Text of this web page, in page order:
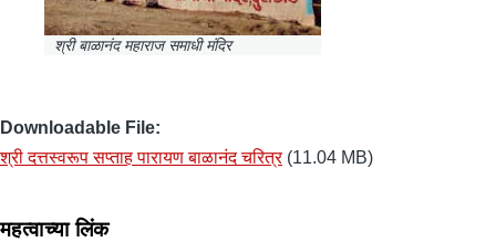
श्री बाळानंद महाराज समाधी मंदिर
Downloadable File
श्री दत्तस्वरूप सप्ताह पारायण बाळानंद चरित्र (11.04 MB)
महत्वाच्या लिंक